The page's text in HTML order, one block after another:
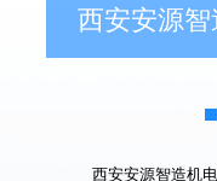
西安安源